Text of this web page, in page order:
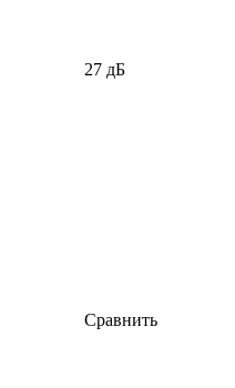
27 дБ
Сравнить